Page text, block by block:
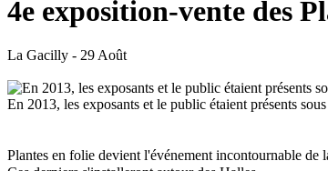
4e exposition-vente des
La Gacilly - 29 Août
En 2013, les exposants et le public étaient présents
Plantes en folie devient l'événement incontournable de